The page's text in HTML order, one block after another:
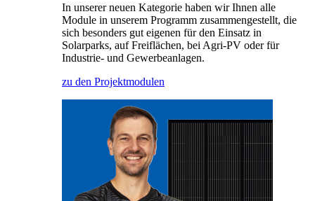
In unserer neuen Kategorie haben wir Ihnen alle
Module in unserem Programm zusammengestellt, die
sich besonders gut eigenen für den Einsatz in
Solarparks, auf Freiflächen, bei Agri-PV oder für
Industrie- und Gewerbeanlagen.
zu den Projektmodulen